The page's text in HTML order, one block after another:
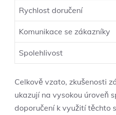
Rychlost doručení
Komunikace se zákazníky
Spolehlivost
Celkově vzato, zkušenosti
ukazují na vysokou úroveň
doporučení k využití těchto